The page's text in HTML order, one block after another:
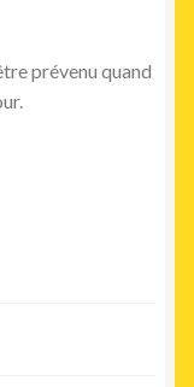
prévenu quand